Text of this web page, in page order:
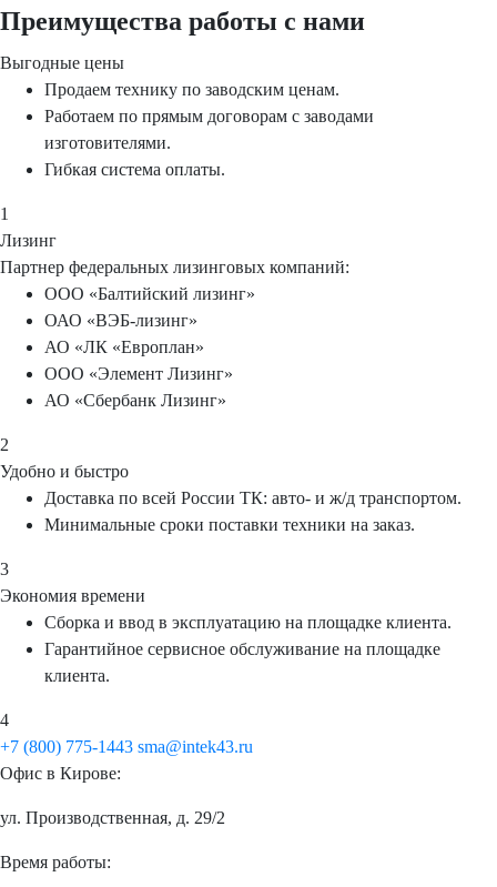
Преимущества работы с нами
Выгодные цены
Продаем технику по заводским ценам.
Работаем по прямым договорам с заводами
изготовителями.
Гибкая система оплаты.
1
Лизинг
Партнер федеральных лизинговых компаний:
ООО «Балтийский лизинг»
ОАО «ВЭБ-лизинг»
АО «ЛК «Европлан»
ООО «Элемент Лизинг»
АО «Сбербанк Лизинг»
2
Удобно и быстро
Доставка по всей России ТК: авто- и ж/д транспортом.
Минимальные сроки поставки техники на заказ.
3
Экономия времени
Сборка и ввод в эксплуатацию на площадке клиента.
Гарантийное сервисное обслуживание на площадке
клиента.
4
+7 (800) 775-1443 sma@intek43.ru
Офис в Кирове:
ул. Производственная, д. 29/2
Время работы: